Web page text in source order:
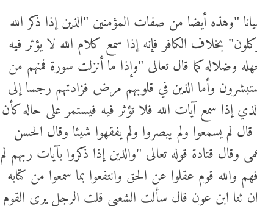
"وهذه أيضا من صفات المؤمنين "الذين إذا ذكر الله
بخلاف الكافر فإنه إذا سمع كلام الله لا يؤثر فيه
وضلاله كما قال تعالى "وإذا ما أنزلت سورة فمنهم من
يستبشرون وأما الذين في قلوبهم مرض فزادتهم رجسا إلى
إذا سمع آيات الله فلا تؤثر فيه فيستمر على حاله كأن
لم يسمعوا ولم يبصروا ولم يفقهوا شيئا وقال الحسن
قتادة قوله تعالى "والذين إذا ذكروا بآيات ربهم لم
والله قوم عقلوا عن الحق وانتفعوا بما سمعوا من كتابه
ثنا ابن عون قال سألت الشعبي قلت الرجل يرى القوم